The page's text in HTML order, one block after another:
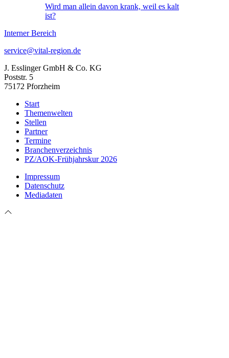
Wird man allein davon krank, weil es kalt
ist?
Interner Bereich
service@vital-region.de
J. Esslinger GmbH & Co. KG
Poststr. 5
75172 Pforzheim
Start
Themenwelten
Stellen
Partner
Termine
Branchenverzeichnis
PZ/AOK-Frühjahrskur 2026
Impressum
Datenschutz
Mediadaten